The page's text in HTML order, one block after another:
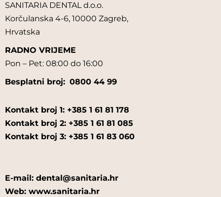
SANITARIA DENTAL d.o.o.
Korčulanska 4-6, 10000 Zagreb,
Hrvatska
RADNO VRIJEME
Pon – Pet: 08:00 do 16:00
Besplatni broj: 0800 44 99
Kontakt broj 1: +385 1 61 81 178
Kontakt broj 2: +385 1 61 81 085
Kontakt broj 3: +385 1 61 83 060
E-mail: dental@sanitaria.hr
Web: www.sanitaria.hr